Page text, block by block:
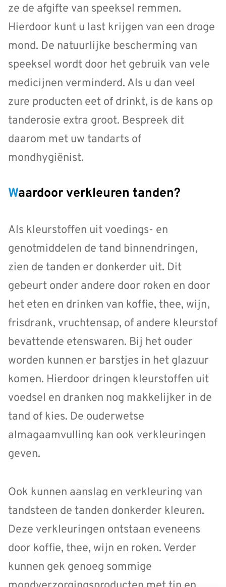
ze de afgifte van speeksel remmen.
Hierdoor kunt u last krijgen van een droge
mond. De natuurlijke bescherming van
speeksel wordt door het gebruik van vele
medicijnen verminderd. Als u dan veel
zure producten eet of drinkt, is de kans op
tanderosie extra groot. Bespreek dit
daarom met uw tandarts of
mondhygiënist.
Waardoor verkleuren tanden?
Als kleurstoffen uit voedings- en
genotmiddelen de tand binnendringen,
zien de tanden er donkerder uit. Dit
gebeurt onder andere door roken en door
het eten en drinken van koffie, thee, wijn,
frisdrank, vruchtensap, of andere kleurstof
bevattende etenswaren. Bij het ouder
worden kunnen er barstjes in het glazuur
komen. Hierdoor dringen kleurstoffen uit
voedsel en dranken nog makkelijker in de
tand of kies. De ouderwetse
almagaamvulling kan ook verkleuringen
geven.
Ook kunnen aanslag en verkleuring van
tandsteen de tanden donkerder kleuren.
Deze verkleuringen ontstaan eveneens
door koffie, thee, wijn en roken. Verder
kunnen gek genoeg sommige